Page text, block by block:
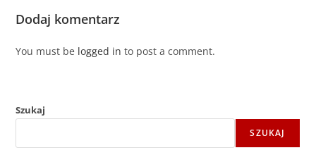
Dodaj komentarz
You must be logged in to post a comment.
Szukaj
SZUKAJ